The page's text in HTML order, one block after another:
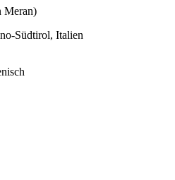
Meran)
Südtirol, Italien